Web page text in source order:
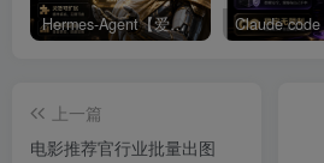
Hermes-Agent【爱马仕】AI自动化部署【会员免费领取安装包】
上一篇
电影推荐官行业批量出图